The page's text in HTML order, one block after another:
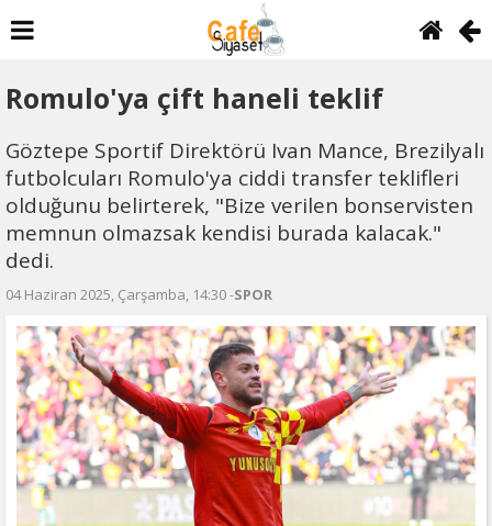
Romulo'ya çift haneli teklif
Göztepe Sportif Direktörü Ivan Mance, Brezilyalı
futbolcuları Romulo'ya ciddi transfer teklifleri
olduğunu belirterek, "Bize verilen bonservisten
memnun olmazsak kendisi burada kalacak."
dedi.
04 Haziran 2025, Çarşamba, 14:30 -SPOR